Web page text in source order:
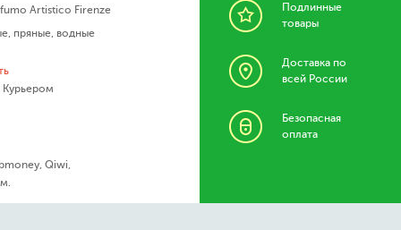
Artistico Firenze
, пряные, водные
Qiwi,
Подлинные
товары
Доставка по
всей России
Безопасная
оплата